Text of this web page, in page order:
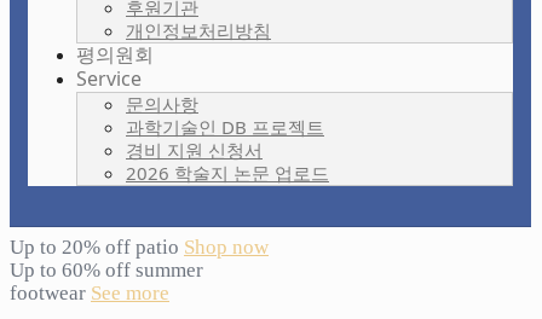
후원기관
개인정보처리방침
평의원회
Service
문의사항
과학기술인 DB 프로젝트
경비 지원 신청서
2026 학술지 논문 업로드
Up to 20% off patio Shop now
Up to 60% off summer
footwear See more